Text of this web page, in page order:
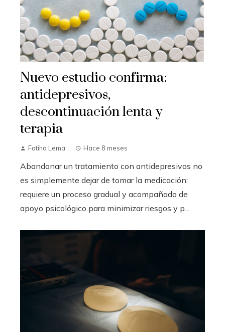
Nuevo estudio confirma:
antidepresivos,
descontinuación lenta y
terapia
Fatiha Lema Hace 8 meses
Abandonar un tratamiento con antidepresivos no
es simplemente dejar de tomar la medicación:
requiere un proceso gradual y acompañado de
apoyo psicológico para minimizar riesgos y p...